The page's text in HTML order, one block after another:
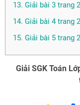
13. Giải bài 3 trang
14. Giải bài 4 trang
15. Giải bài 5 trang
Giải SGK Toán